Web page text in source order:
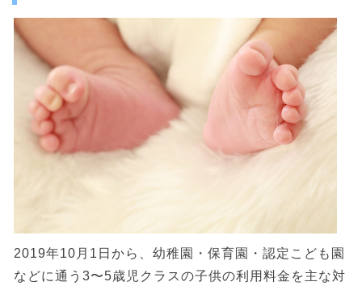
2019年10月1日から、幼稚園・保育園・認定こども園
などに通う3〜5歳児クラスの子供の利用料金を主な対